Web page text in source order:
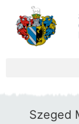
Szeged